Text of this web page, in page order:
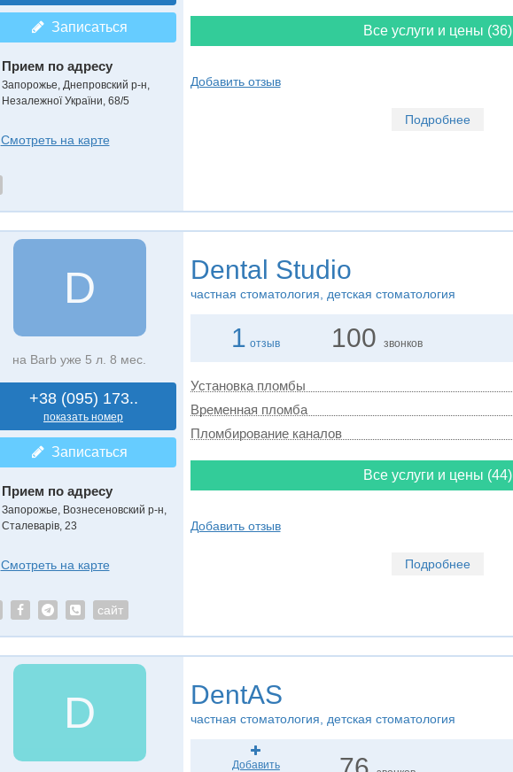
Записаться
Прием по адресу
Запорожье, Днепровский р-н,
Незалежної України, 68/5
Смотреть на карте
Все услуги и цены (36)
Добавить отзыв
Подробнее
D
на Barb уже 5 л. 8 мес.
+38 (095) 173..
показать номер
Записаться
Прием по адресу
Запорожье, Вознесеновский р-н,
Сталеварів, 23
Смотреть на карте
сайт
Dental Studio
частная стоматология, детская стоматология
1 отзыв 100звонков
Установка пломбы
Временная пломба
Пломбирование каналов
Все услуги и цены (44)
Добавить отзыв
Подробнее
D DentAS
частная стоматология, детская стоматология
Добавить